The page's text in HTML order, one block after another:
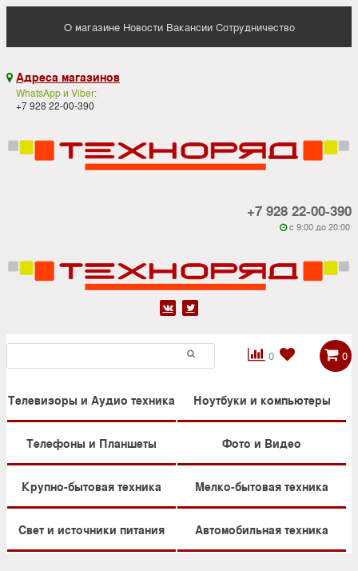
О магазине Новости Вакансии Сотрудничество
 Адреса магазинов
WhatsApp и Viber:
+7 928 22-00-390
+7 928 22-00-390
 c 9:00 до 20:00
 
0

 0
Телевизоры и Аудио техника Ноутбуки и компьютеры
Телефоны и Планшеты Фото и Видео
Крупно-бытовая техника Мелко-бытовая техника
Свет и источники питания Автомобильная техника